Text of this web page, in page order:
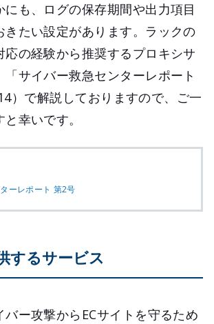
にも、ログの保存期間や出力項目
きたい設定があります。ラックの
応の経験から推奨するプロキシサ
「サイバー救急センターレポート
）で解説しておりますので、ご一
幸いです。
ーレポート 第2号
するサービス
ー攻撃からECサイトを守るため